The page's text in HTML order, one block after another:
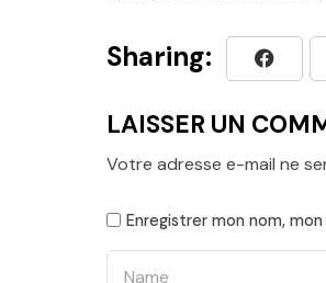
Sharing:
LAISSER UN
Votre adresse e-mail ne
Enregistrer mon nom,